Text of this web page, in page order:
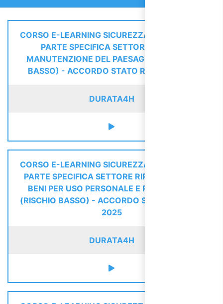
CORSO E-LEARNING SICUREZZA LAVORATORI
PARTE SPECIFICA SETTORE CURA E
MANUTENZIONE DEL PAESAGGIO (RISCHIO
BASSO) - ACCORDO STATO REGIONI 2025
DURATA4H
CORSO E-LEARNING SICUREZZA LAVORATORI
PARTE SPECIFICA SETTORE RIPARAZIONE DI
BENI PER USO PERSONALE E PER LA CASA
(RISCHIO BASSO) - ACCORDO STATO REGIONI
2025
DURATA4H